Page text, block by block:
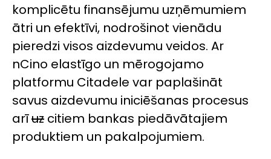
komplicētu finansējumu uzņēmumiem
ātri un efektīvi, nodrošinot vienādu
pieredzi visos aizdevumu veidos. Ar
nCino elastīgo un mērogojamo
platformu Citadele var paplašināt
savus aizdevumu iniciēšanas procesus
arīuz citiem bankas piedāvātajiem
produktiem un pakalpojumiem.